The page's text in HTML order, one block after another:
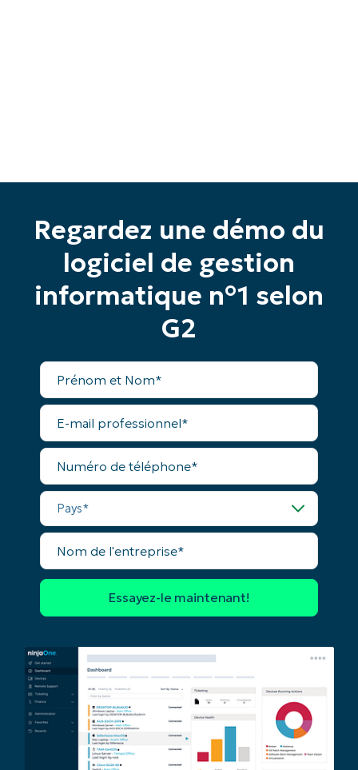
Regardez une démo du
logiciel de gestion
informatique n°1 selon
G2
Prénom
Nom*
E-
mail
professionnel*
Numéro
téléphone*
Pays*
Nom
l'entreprise*
Pas de carte de crédit requise, accès complet à
Nom*
Pays
Company
name*